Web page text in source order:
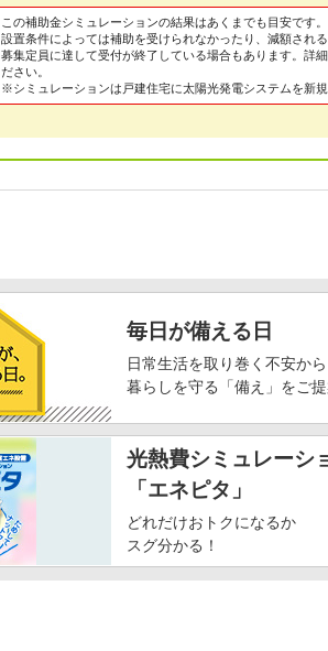
この補助金シミュレーションの結果はあくまでも目安です。
設置条件によっては補助を受けられなかったり、減額され
募集定員に達して受付が終了している場合もあります。詳
ださい。
※シミュレーションは戸建住宅に太陽光発電システムを新
毎日が備える日
日常生活を取り巻く不安から
暮らしを守る「備え」をご
光熱費シミュレーシ
「エネピタ」
どれだけおトクになるか
スグ分かる！